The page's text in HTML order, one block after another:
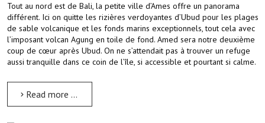
Tout au nord est de Bali, la petite ville d’Ames offre un panorama
différent. Ici on quitte les rizières verdoyantes d’Ubud pour les plages
de sable volcanique et les fonds marins exceptionnels, tout cela avec
l’imposant volcan Agung en toile de fond. Amed sera notre deuxième
coup de cœur après Ubud. On ne s’attendait pas à trouver un refuge
aussi tranquille dans ce coin de l’île, si accessible et pourtant si calme.
Read more …